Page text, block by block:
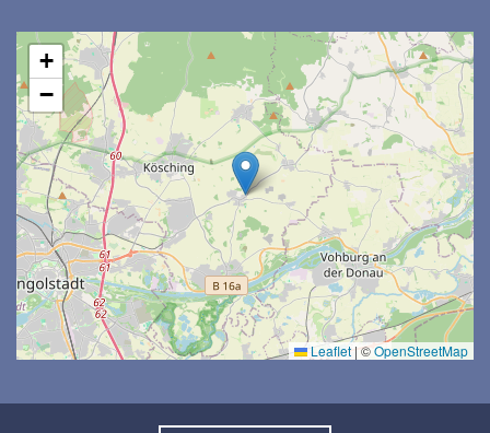
+
−
Leaflet | ©OpenStreetMap